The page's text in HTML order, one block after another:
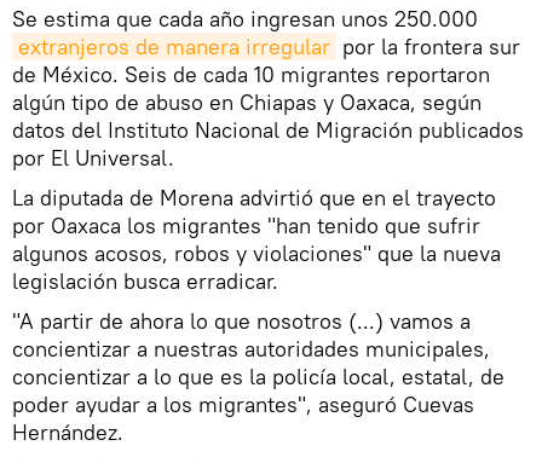
Se estima que cada año ingresan unos 250.000
extranjeros de manera irregular por la frontera sur
de México. Seis de cada 10 migrantes reportaron
algún tipo de abuso en Chiapas y Oaxaca, según
datos del Instituto Nacional de Migración publicados
por El Universal.
La diputada de Morena advirtió que en el trayecto
por Oaxaca los migrantes "han tenido que sufrir
algunos acosos, robos y violaciones" que la nueva
legislación busca erradicar.
"A partir de ahora lo que nosotros (...) vamos a
concientizar a nuestras autoridades municipales,
concientizar a lo que es la policía local, estatal, de
poder ayudar a los migrantes", aseguró Cuevas
Hernández.